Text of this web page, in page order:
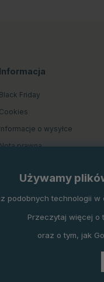
Informacja
Black Friday
Cookies
Informacje o wysyłce
prawna
Regulamin sklepu
Używamy
podobnych technologii
Przeczytaj więcej o
oraz o tym, jak